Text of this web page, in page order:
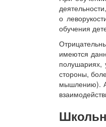
о
обучения
имеются
стороны,
мышлению).